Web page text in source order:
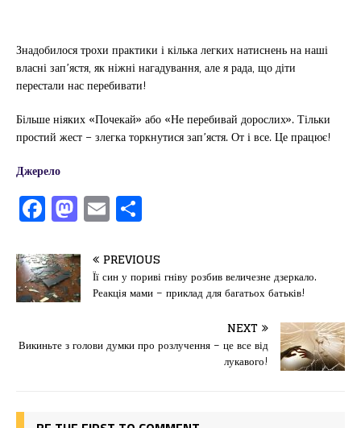
Знадобилося трохи практики і кілька легких натиснень на наші
власні зап’ястя, як ніжні нагадування, але я рада, що діти
перестали нас перебивати!
Більше ніяких «Почекай» або «Не перебивай дорослих». Тільки
простий жест – злегка торкнутися зап’ястя. От і все. Це працює!
Джерело
F
a
c
e
b
o
o
M
a
st
o
d
o
n
E
m
ai
l
іл
и
т
ис
я
PREVIOUS
Її син у пориві гніву розбив величезне дзеркало.
Реакція мами – приклад для багатьох батьків!
NEXT
Викиньте з голови думки про розлучення – це все від
лукавого!